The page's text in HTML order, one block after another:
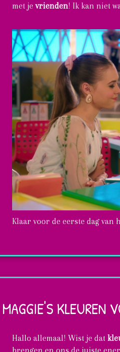
met jevrienden! Ik kan niet
Klaar voor de eerste dag
GO.ZY.!
naar
school!
MAGGIE'S KLEUREN
Hallo allemaal! Wist je dat
brengen en ons de juiste